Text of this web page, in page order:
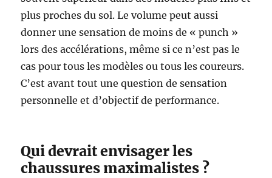
plus proches du sol. Le volume peut aussi
donner une sensation de moins de « punch »
lors des accélérations, même si ce n’est pas le
cas pour tous les modèles ou tous les coureurs.
C’est avant tout une question de sensation
personnelle et d’objectif de performance.
Qui devrait envisager les
chaussures maximalistes ?